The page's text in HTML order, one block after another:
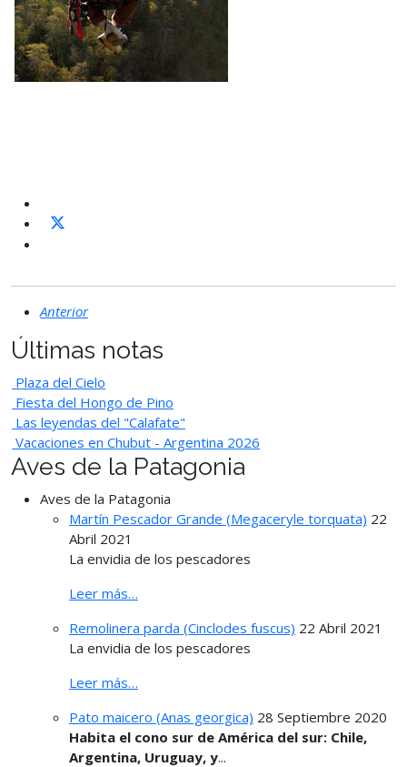
Anterior
Últimas notas
Plaza del Cielo
Fiesta del Hongo de Pino
Las leyendas del "Calafate"
Vacaciones en Chubut - Argentina 2026
Aves de la Patagonia
Aves de la Patagonia
Martín Pescador Grande (Megaceryle torquata) 22
Abril 2021
La envidia de los pescadores
Leer más…
Remolinera parda (Cinclodes fuscus) 22 Abril 2021
La envidia de los pescadores
Leer más…
Pato maicero (Anas georgica) 28 Septiembre 2020
Habita el cono sur de América del sur: Chile,
Argentina, Uruguay, y...